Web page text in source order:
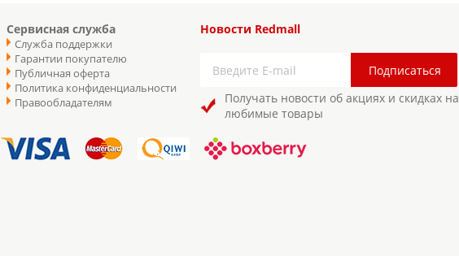
Сервисная служба
Служба поддержки
Гарантии покупателю
Публичная оферта
Политика конфиденциальности
Правообладателям
Новости Redmall
Получать новости об акциях и скидках на
любимые товары